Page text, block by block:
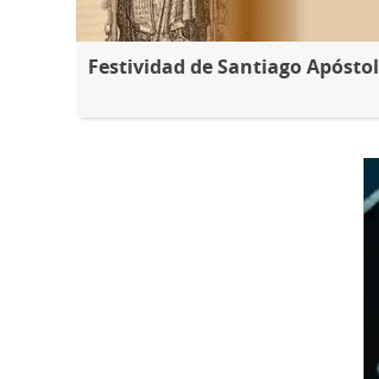
Festividad de Santiago Apóstol